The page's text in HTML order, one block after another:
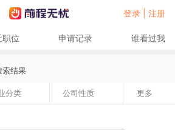
登录 | 注册
职位 申请记录 谁看过我
索结果
分类 公司性质 更多